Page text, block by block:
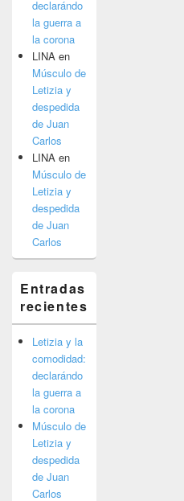
declarándo
la guerra a
la corona
LINA en
Músculo de
Letizia y
despedida
de Juan
Carlos
LINA en
Músculo de
Letizia y
despedida
de Juan
Carlos
Entradas
recientes
Letizia y la
comodidad:
declarándo
la guerra a
la corona
Músculo de
Letizia y
despedida
de Juan
Carlos